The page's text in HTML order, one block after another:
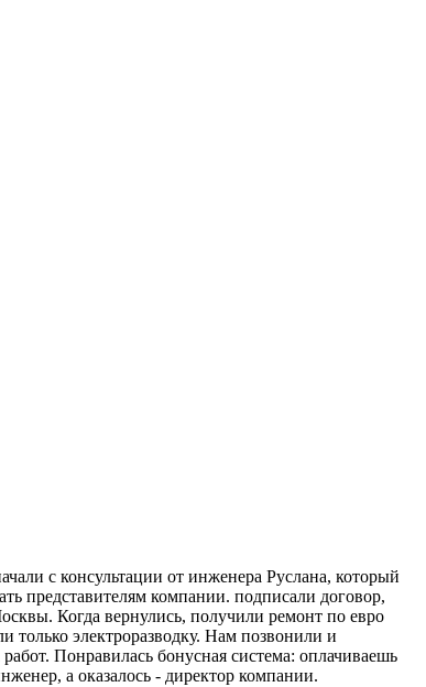
с консультации от инженера Руслана, который
представителям компании. подписали договор,
Когда вернулись, получили ремонт по евро
только электроразводку. Нам позвонили и
Понравилась бонусная система: оплачиваешь
а оказалось - директор компании.